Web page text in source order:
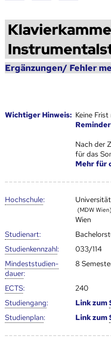
Ergänzungen/ Fehler
Wich­ti­ger Hin­weis: Keine
Reminder
Nach der
für das
Mehr für
Hoch­schule:
(MDW Wien)
Wien
Studienart:
Studien­kenn­zahl:
033/114
Mindest­studien­
dauer:
8
ECTS:
240
Studien­gang: Link zum
Studien­plan: Link zum